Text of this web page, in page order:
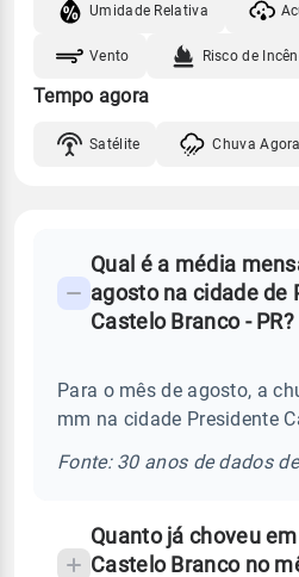
Umidade Relativa
Vento Risco de
Tempo agora
Satélite Chuva Agora
Perguntas
frequentes
chuva
temperatura
Qual é a média
agosto na cidade de
Castelo Branco - PR?
Para o mês de agosto, a
mm na cidade Presidente
Fonte: 30 anos de dados
Quanto já choveu
Castelo Branco no